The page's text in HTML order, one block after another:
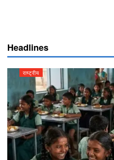
Headlines
राष्ट्रीय